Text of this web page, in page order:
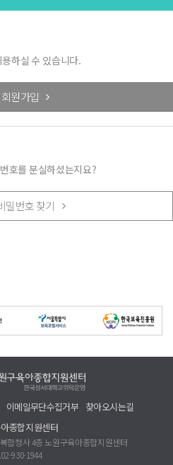
하실 수 있습니다.
원가입
호를 분실하셨는지요?
밀번호 찾기
이메일무단수집거부 찾아오시는길
종합지원센터
합청사 4층 노원구육아종합지원센터
930-1944